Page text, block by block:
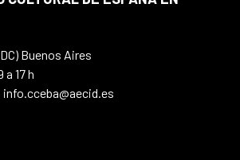
Buenos Aires
17 h